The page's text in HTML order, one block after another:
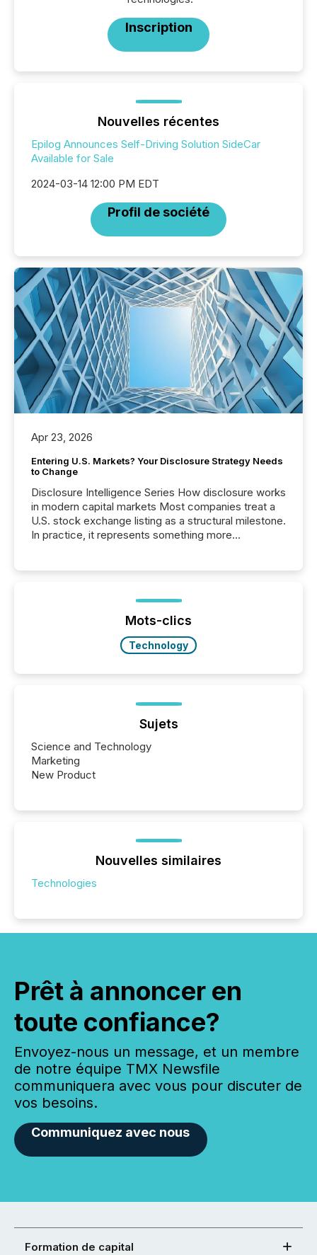
Inscription
Nouvelles récentes
Epilog Announces Self-Driving Solution SideCar
Available for Sale
2024-03-14 12:00 PM EDT
Profil de société
Apr 23, 2026
Entering U.S. Markets? Your Disclosure Strategy Needs
to Change
Disclosure Intelligence Series How disclosure works
in modern capital markets Most companies treat a
U.S. stock exchange listing as a structural milestone.
In practice, it represents something more
issuers are interlisted on U.S. exchanges, within a
broader group of 258 interlisted...
Mots-clics
Technology
Sujets
Science and Technology
Marketing
New Product
Nouvelles similaires
Technologies
Prêt à annoncer en
toute confiance?
Envoyez-nous un message, et un membre
de notre équipe TMX Newsfile
communiquera avec vous pour discuter de
vos besoins.
Communiquez avec nous
Formation de capital